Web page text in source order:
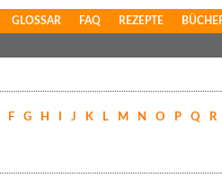
GLOSSAR FAQ REZEPTE
F G H J K L M N O P Q R